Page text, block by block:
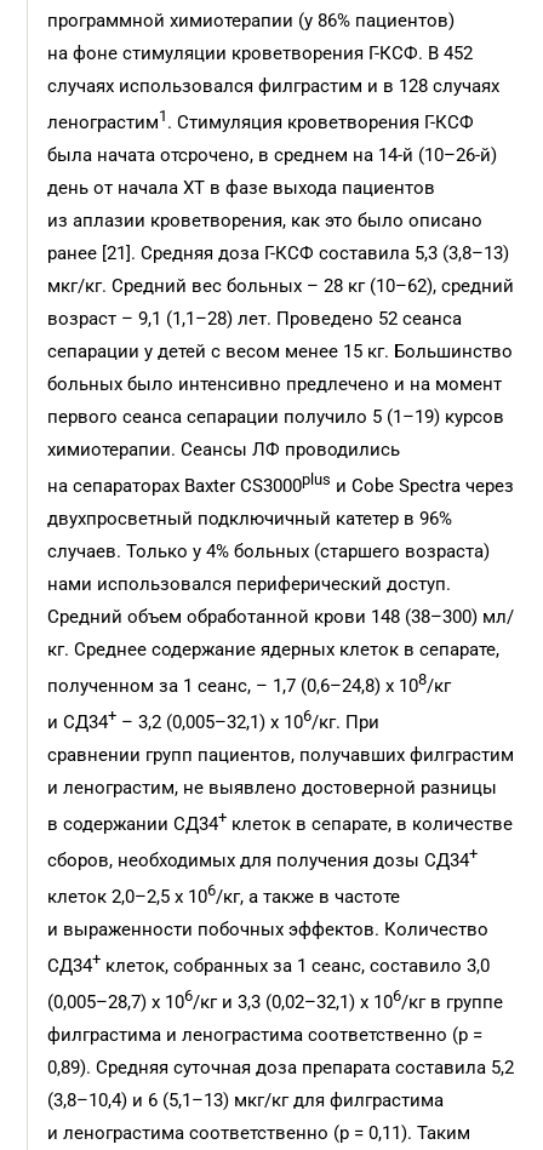
программной химиотерапии (у 86% пациентов)
на фоне стимуляции кроветворения Г-КСФ. В 452
случаях использовался филграстим и в 128 случаях
ленограстим1 . Стимуляция кроветворения Г-КСФ
была начата отсрочено, в среднем на 14-й (10–26-й)
день от начала ХТ в фазе выхода пациентов
из аплазии кроветворения, как это было описано
ранее [21]. Средняя доза Г-КСФ составила 5,3 (3,8–13)
мкг/кг. Средний вес больных – 28 кг (10–62), средний
возраст – 9,1 (1,1–28) лет. Проведено 52 сеанса
сепарации у детей с весом менее 15 кг. Большинство
больных было интенсивно предлечено и на момент
первого сеанса сепарации получило 5 (1–19) курсов
химиотерапии. Сеансы ЛФ проводились
на сепараторах Baxter CS3000plus и Cobe Spectra через
двухпросветный подключичный катетер в 96%
случаев. Только у 4% больных (старшего возраста)
нами использовался периферический доступ.
Средний объем обработанной крови 148 (38–300) мл/
кг. Среднее содержание ядерных клеток в сепарате,
полученном за 1 сеанс, – 1,7 (0,6–24,8) х 108/кг
и СД34+ – 3,2 (0,005–32,1) x 106/кг. При
сравнении групп пациентов, получавших филграстим
и ленограстим, не выявлено достоверной разницы
в содержании СД34+ клеток в сепарате, в количестве
сборов, необходимых для получения дозы СД34+
клеток 2,0–2,5 х 106/кг, а также в частоте
и выраженности побочных эффектов. Количество
СД34+ клеток, собранных за 1 сеанс, составило 3,0
(0,005–28,7) х 106/кг и 3,3 (0,02–32,1) х 106/кг в группе
филграстима и ленограстима соответственно (р =
0,89). Средняя суточная доза препарата составила 5,2
(3,8–10,4) и 6 (5,1–13) мкг/кг для филграстима
и ленограстима соответственно (р = 0,11). Таким